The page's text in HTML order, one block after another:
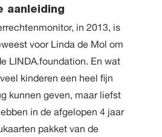
aanleiding
in 2013, is
voor Linda de Mol om
LINDA.foundation. En wat
kinderen een heel fijn
kunnen geven, maar liefst
in de afgelopen 4 jaar
pakket van de